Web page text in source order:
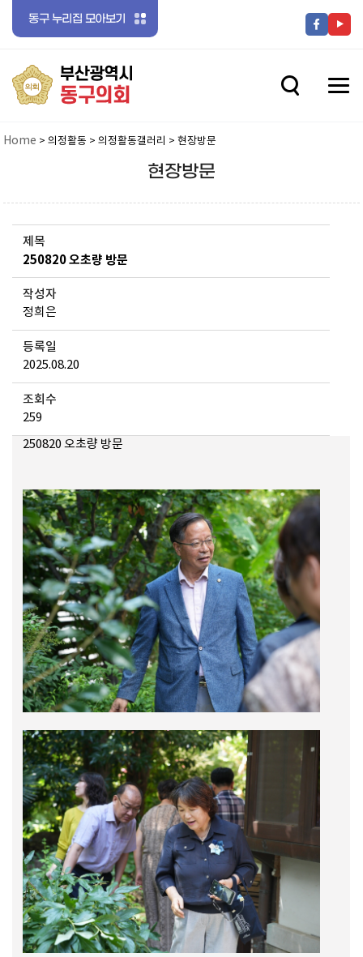
동구 누리집 모아보기
메뉴 열기
메뉴 열기
메뉴 열기
메뉴 열기
전체메뉴 닫기
Home > 의정활동 > 의정활동갤러리 > 현장방문
현장방문
제목
250820 오초량 방문
작성자
정희은
등록일
2025.08.20
조회수
259
250820 오초량 방문